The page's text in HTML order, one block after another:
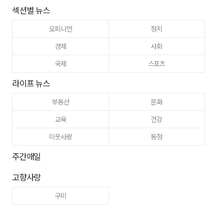
섹션별 뉴스
오피니언
정치
경제
사회
국제
스포츠
라이프 뉴스
부동산
문화
교육
건강
이웃사랑
동정
주간매일
고향사랑
구미